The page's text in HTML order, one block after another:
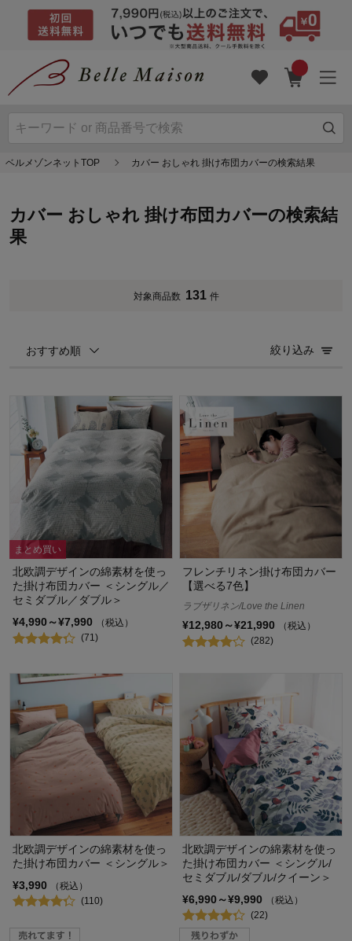
ベルメゾンネットTOP カバー おしゃれ 掛け布団カバーの検索結果
カバー おしゃれ 掛け布団カバーの検索結
果
対象商品数 131 件
おすすめ順 絞り込み
まとめ買い
北欧調デザインの綿素材を使っ
た掛け布団カバー ＜シングル／
セミダブル／ダブル＞
¥4,990～¥7,990
（税込）
(71)
フレンチリネン掛け布団カバー
【選べる7色】
ラブザリネン/Love the Linen
¥12,980～¥21,990
（税込）
(282)
北欧調デザインの綿素材を使っ
た掛け布団カバー ＜シングル＞
¥3,990
（税込）
(110)
北欧調デザインの綿素材を使っ
た掛け布団カバー ＜シングル/
セミダブル/ダブル/クイーン＞
¥6,990～¥9,990
（税込）
(22)